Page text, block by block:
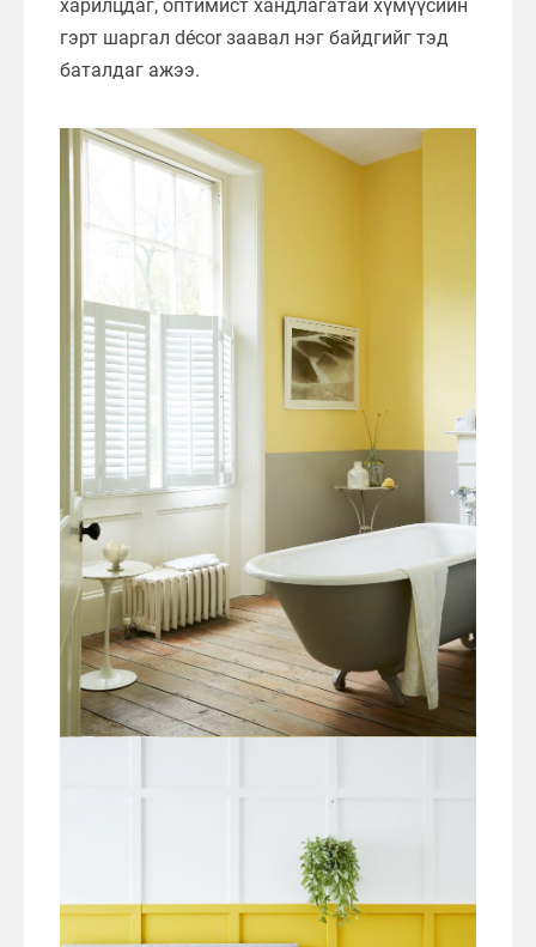
харилцдаг, оптимист хандлагатай хүмүүсийн
гэрт шаргал décor заавал нэг байдгийг тэд
баталдаг ажээ.